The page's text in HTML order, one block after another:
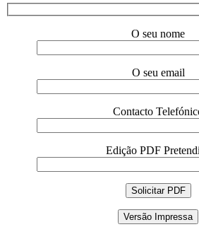
O seu nome
O seu email
Contacto
Edição PDF
Versão Impressa